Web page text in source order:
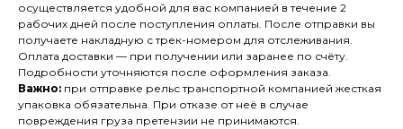
осуществляется удобной для вас компанией в течение 2
рабочих дней после поступления оплаты. После отправки вы
получаете накладную с трек-номером для отслеживания.
Оплата доставки — при получении или заранее по счёту.
Подробности уточняются после оформления заказа.
Важно: при отправке рельс транспортной компанией жесткая
упаковка обязательна. При отказе от неё в случае
повреждения груза претензии не принимаются.